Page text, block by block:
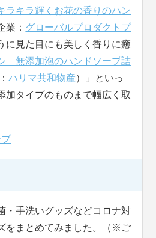
ラキラ輝くお花の香りのハン
業： グローバルプロダクトプ
に見た目にも美しく香りに癒
無添加泡のハンドソープ詰
ハリマ共和物産）」といっ
加タイプのものまで幅広く取
・手洗いグッズなどコロナ対
をまとめてみました。（※ご